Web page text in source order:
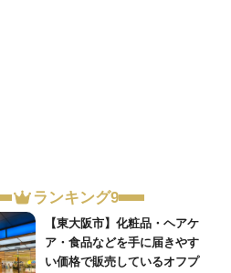
ランキング9
【東大阪市】化粧品・ヘアケ
ア・食品などを手に届きやす
い価格で販売しているオフプ